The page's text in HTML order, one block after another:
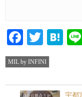
Facebook
Twitter
MIL by INFINI
宇都